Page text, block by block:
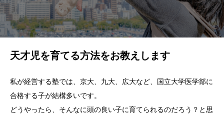
天才児を育てる方法をお教えします
私が経営する塾では、京大、九大、広大など、国立大学医学部に
合格する子が結構多いです。
どうやったら、そんなに頭の良い子に育てられるのだろう？と思